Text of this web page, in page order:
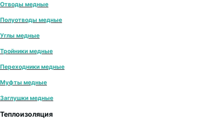
Отводы медные
Полуотводы медные
Углы медные
Тройники медные
Переходники медные
Муфты медные
Заглушки медные
Теплоизоляция